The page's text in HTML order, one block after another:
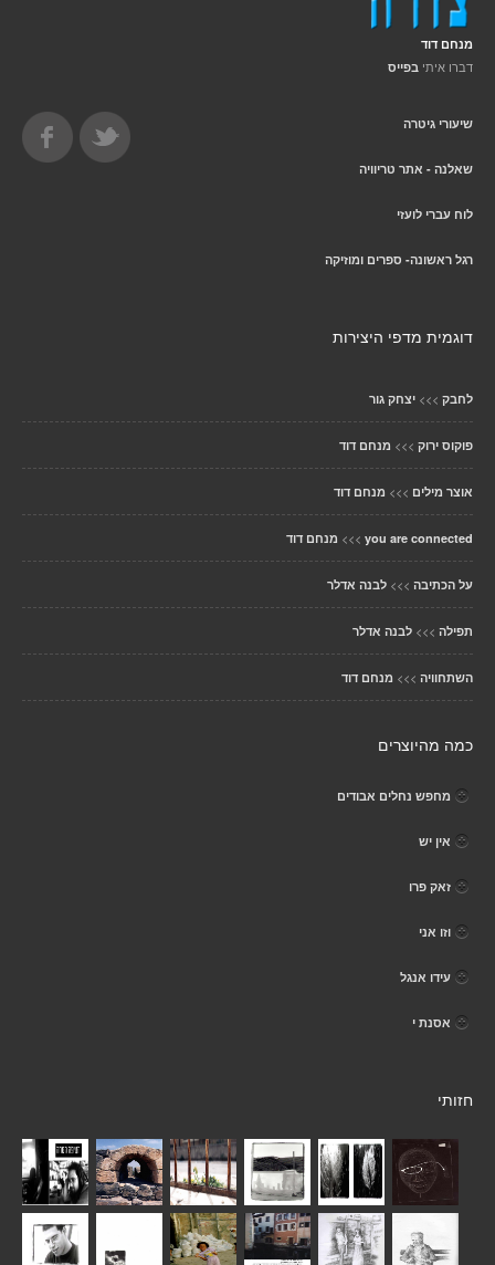
מנחם דוד
דברו איתי בפייס
שיעורי גיטרה
שאלנה - אתר טריוויה
לוח עברי לועזי
רגל ראשונה- ספרים ומוזיקה
דוגמית מדפי היצירות
לחבק >>> יצחק גור
פוקוס ירוק >>> מנחם דוד
אוצר מילים >>> מנחם דוד
you are connected
>>> מנחם דוד
על הכתיבה >>> לבנה אדלר
תפילה >>> לבנה אדלר
השתחוויה >>> מנחם דוד
כמה מהיוצרים
מחפש נחלים אבודים
אין יש
זאק פרו
וזו אני
עידו אנגל
אסנת י
חזותי